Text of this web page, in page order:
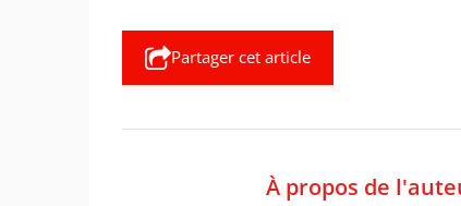
Partager cet article
À propos de